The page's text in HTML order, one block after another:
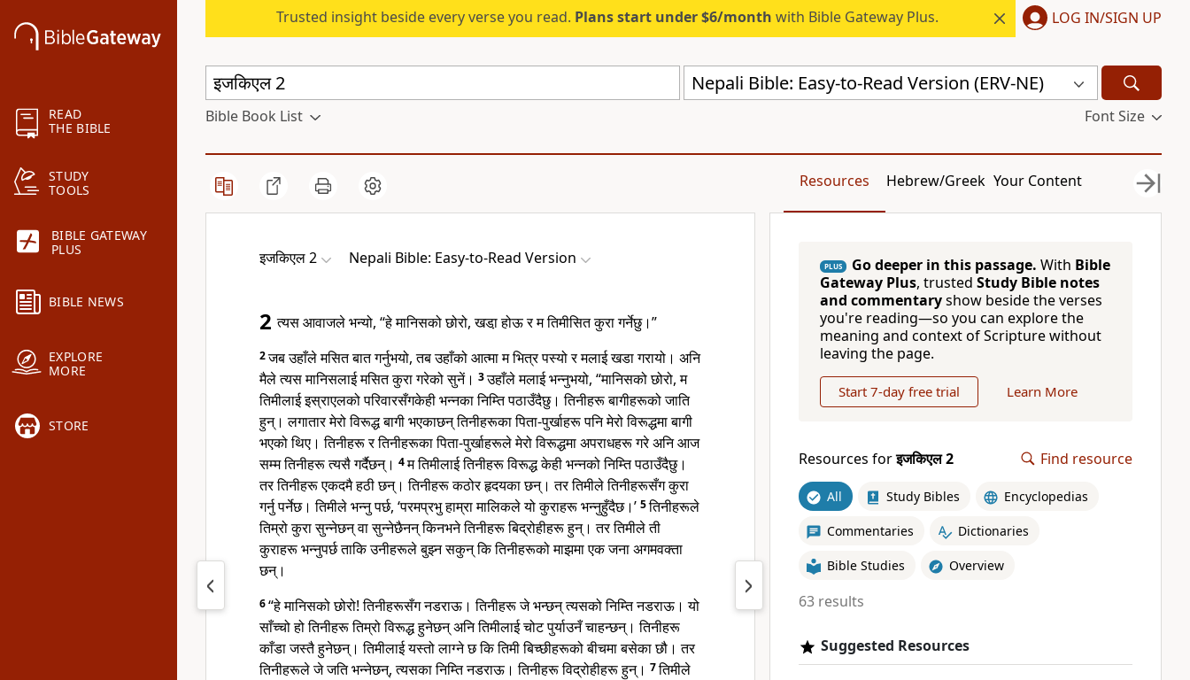
READ
THE BIBLE
STUDY
TOOLS
BIBLE GATEWAY
PLUS
BIBLE NEWS
EXPLORE
MORE
STORE
Trusted insight beside every verse you read. Plans start under $6/month with Bible Gateway Plus. LOG IN/SIGN UP
Nepali Bible: Easy-to-Read Version (ERV-NE)
Bible Book List Font Size
Resources Hebrew/Greek Your Content
इजकिएल 2 Nepali Bible: Easy-to-Read Version
2त्यस आवाजले भन्यो, “हे मानिसको छोरो, खडा़ होऊ र म तिमीसित कुरा गर्नेछु।”
2जब उहाँले मसित बात गर्नुभयो, तब उहाँको आत्मा म भित्र पस्यो र मलाई खडा गरायो। अनि
मैले त्यस मानिसलाई मसित कुरा गरेको सुनें। 3उहाँले मलाई भन्नुभयो, “मानिसको छोरो, म
तिमीलाई इस्राएलको परिवारसँगकेही भन्नका निम्ति पठाउँदैछु। तिनीहरू बागीहरूको जाति
हुन्। लगातार मेरो विरूद्ध बागी भएकाछन् तिनीहरूका पिता-पुर्खाहरू पनि मेरो विरूद्धमा बागी
भएको थिए। तिनीहरू र तिनीहरूका पिता-पुर्खाहरूले मेरो विरूद्धमा अपराधहरू गरे अनि आज
सम्म तिनीहरू त्यसै गर्दैछन्। 4म तिमीलाई तिनीहरू विरूद्ध केही भन्नको निम्ति पठाउँदैछु।
तर तिनीहरू एकदमै हठी छन्। तिनीहरू कठोर हृदयका छन्। तर तिमीले तिनीहरूसँग कुरा
गर्नु पर्नेछ। तिमीले भन्नु पर्छ, ‘परमप्रभु हाम्रा मालिकले यो कुराहरू भन्नुहुँदैछ।’ 5तिनीहरूले
तिम्रो कुरा सुन्नेछन् वा सुन्नेछैनन् किनभने तिनीहरू बिद्रोहीहरू हुन्। तर तिमीले ती
कुराहरू भन्नुपर्छ ताकि उनीहरूले बुझ्न सकुन् कि तिनीहरूको माझमा एक जना अगमवक्ता
छन्।
6“हे मानिसको छोरो! तिनीहरूसँग नडराऊ। तिनीहरू जे भन्छन् त्यसको निम्ति नडराऊ। यो
साँच्चो हो तिनीहरू तिम्रो विरूद्ध हुनेछन् अनि तिमीलाई चोट पुर्याउनँ चाहन्छन्। तिनीहरू
काँडा जस्तै हुनेछन्। तिमीलाई यस्तो लाग्ने छ कि तिमी बिच्छीहरूको बीचमा बसेका छौ। तर
तिनीहरूले जे जति भन्नेछन्, त्यसका निम्ति नडराऊ। तिनीहरू विद्रोहीहरू हुन्। 7तिमीले
PLUS Go deeper in this passage. With Bible
Gateway Plus, trusted Study Bible notes
and commentaryshow beside the verses
you're reading—so you can explore the
meaning and context of Scripture without
leaving the page.
Start 7-day free trial Learn More
Resources forइजकिएल 2 Find resource
All Study Bibles Encyclopedias
Commentaries Dictionaries
Bible Studies Overview
63 results
Suggested Resources